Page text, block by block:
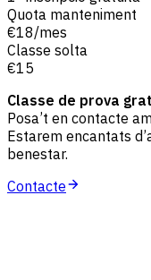
Quota manteniment
€18/mes
Classe solta
€15
Classe de prova
Posa’t en contacte
Estarem encantats
benestar.
Contacte